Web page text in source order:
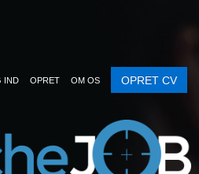
IND OPRET OM OS OPRET CV